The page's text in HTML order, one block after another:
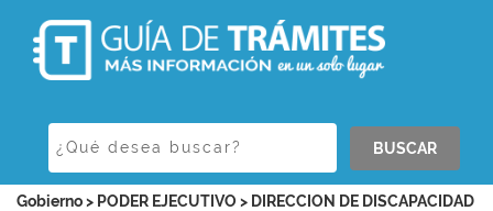
BUSCAR
Gobierno > PODER EJECUTIVO > DIRECCION DE DISCAPACIDAD